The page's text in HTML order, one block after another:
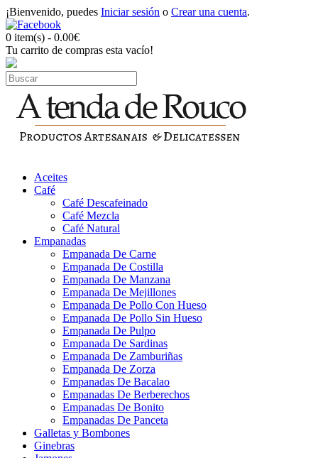
¡Bienvenido, puedes Iniciar sesión o Crear una cuenta.
0 item(s) - 0.00€
Tu carrito de compras esta vacío!
Aceites
Café
Café Descafeinado
Café Mezcla
Café Natural
Empanadas
Empanada De Carne
Empanada De Costilla
Empanada De Manzana
Empanada De Mejillones
Empanada De Pollo Con Hueso
Empanada De Pollo Sin Hueso
Empanada De Pulpo
Empanada De Sardinas
Empanada De Zamburiñas
Empanada De Zorza
Empanadas De Bacalao
Empanadas De Berberechos
Empanadas De Bonito
Empanadas De Panceta
Galletas y Bombones
Ginebras